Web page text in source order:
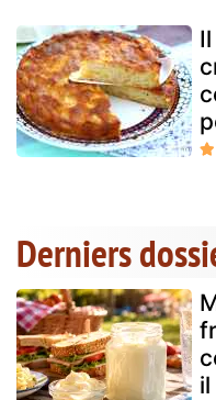
Derniers
il